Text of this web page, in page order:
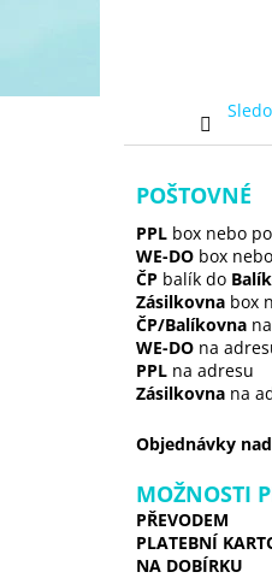
POŠTOVNÉ
PPL box nebo
WE-DO box
ČP balík do
Zásilkovna box
ČP/Balíkovna
WE-DO na
PPL na adresu
Zásilkovna na
Objednávky
MOŽNOSTI
PŘEVODEM
PLATEBNÍ
NA DOBÍRKU